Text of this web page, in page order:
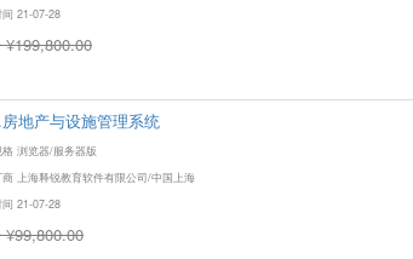
间 21-07-28
¥199,800.00
地产与设施管理系统
浏览器/服务器版
上海释锐教育软件有限公司/中国上海
间 21-07-28
¥99,800.00